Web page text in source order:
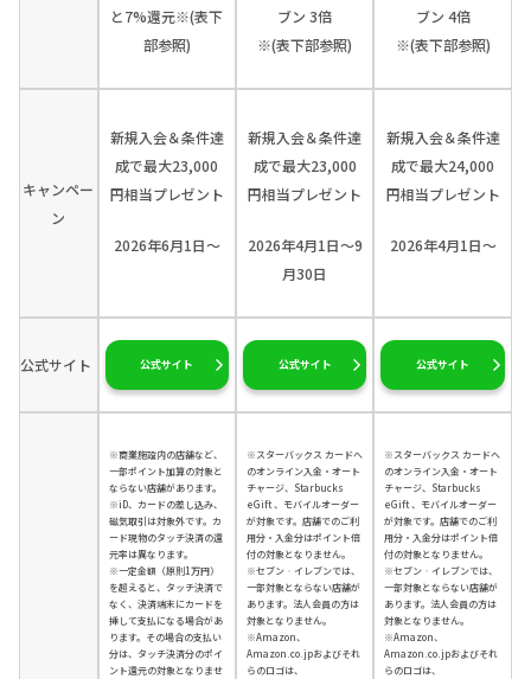
と7%還元※(表下
部参照)
ブン 3倍
※(表下部参照)
ブン 4倍
※(表下部参照)
キャンペー
ン
新規入会＆条件達
成で最大23,000
円相当プレゼント
2026年6月1日～
新規入会＆条件達
成で最大23,000
円相当プレゼント
2026年4月1日～9
月30日
新規入会＆条件達
成で最大24,000
円相当プレゼント
2026年4月1日～
公式サイト 公式サイト 公式サイト 公式サイト
※商業施設内の店舗など、
一部ポイント加算の対象と
ならない店舗があります。
※iD、カードの差し込み、
磁気取引は対象外です。カ
ード現物のタッチ決済の還
元率は異なります。
※一定金額（原則1万円）
を超えると、タッチ決済で
なく、決済端末にカードを
挿して支払になる場合があ
ります。その場合の支払い
分は、タッチ決済分のポイ
ント還元の対象となりませ
※スターバックス カードへ
のオンライン入金・オート
チャージ、Starbucks
eGift 、モバイルオーダー
が対象です。店舗でのご利
用分・入金分はポイント倍
付の対象となりません。
※セブン‐イレブンでは、
一部対象とならない店舗が
あります。法人会員の方は
対象となりません。
※Amazon、
Amazon.co.jpおよびそれ
らのロゴは、
※スターバックス カードへ
のオンライン入金・オート
チャージ、Starbucks
eGift 、モバイルオーダー
が対象です。店舗でのご利
用分・入金分はポイント倍
付の対象となりません。
※セブン‐イレブンでは、
一部対象とならない店舗が
あります。法人会員の方は
対象となりません。
※Amazon、
Amazon.co.jpおよびそれ
らのロゴは、